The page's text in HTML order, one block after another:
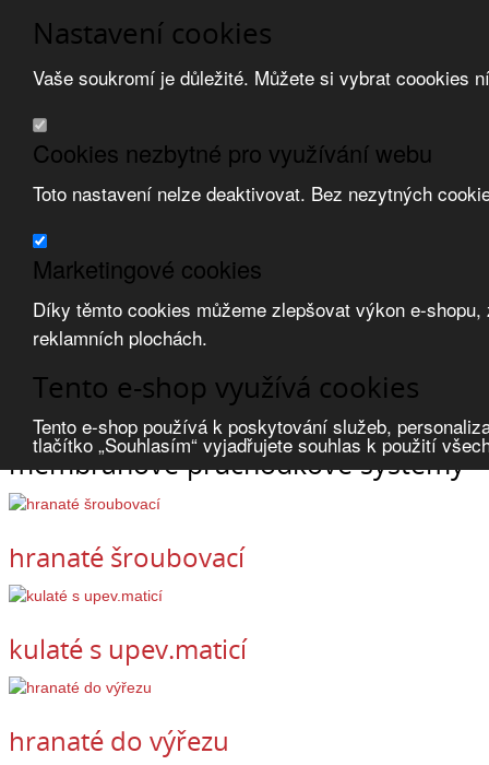
Nastavení cookies
Vaše soukromí je důležité. Můžete si vybrat coookies
Cookies nezbytné pro využívání webu
Toto nastavení nelze deaktivovat. Bez nezytných
Marketingové cookies
Díky těmto cookies můžeme zlepšovat výkon e-
reklamních plochách.
Tento e-shop využívá cookies
Tento e-shop používá k poskytování služeb,
tlačítko „Souhlasím“ vyjadřujete souhlas k použití
Přeskočit na hlavní obsah Přeskočit na doplňující obsah
Obchodní podmínky
Registrace
Zvolte měnu:
Přihlásit uživatele
Úvod Upevňovací materiál membránové průchodkové systémy
membránové průchodkové systémy
hranaté šroubovací
kulaté s upev.maticí
hranaté do výřezu